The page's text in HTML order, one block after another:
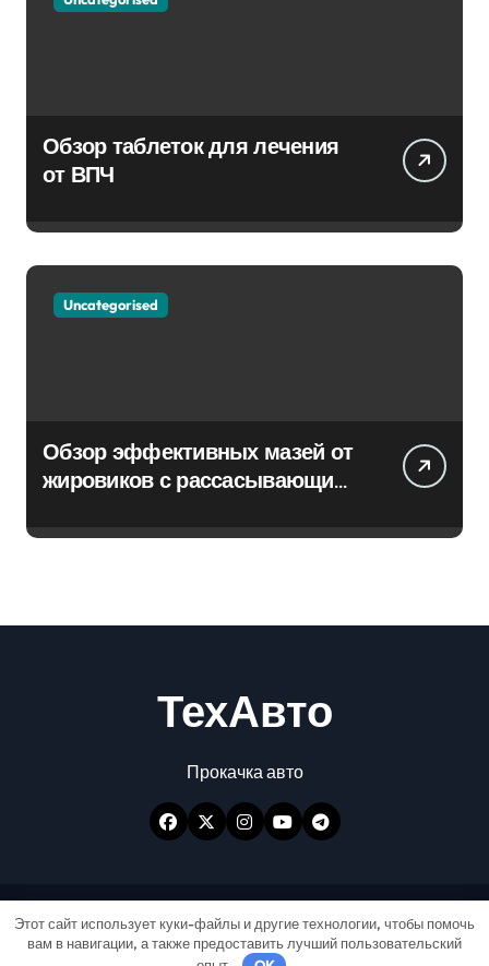
Обзор таблеток для лечения
от ВПЧ
Uncategorised
Обзор эффективных мазей от
жировиков с рассасывающим
ТехАвто
Прокачка авто
Авторские права © Все права защищены|
NewspaperupотThemeansar.
Этот сайт использует куки-файлы и другие технологии, чтобы помочь
вам в навигации, а также предоставить лучший пользовательский